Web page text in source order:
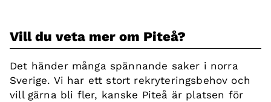
Vill du veta mer om Piteå?
Det händer många spännande saker i norra
Sverige. Vi har ett stort rekryteringsbehov och
vill gärna bli fler, kanske Piteå är platsen för